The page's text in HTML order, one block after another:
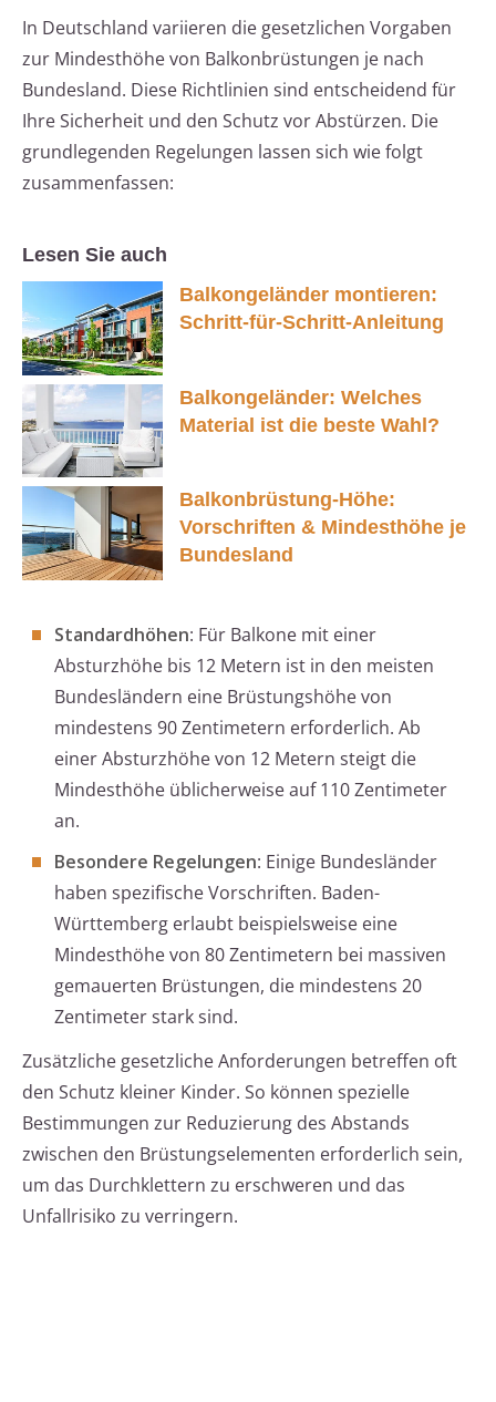
In Deutschland variieren die gesetzlichen Vorgaben
zur Mindesthöhe von Balkonbrüstungen je nach
Bundesland. Diese Richtlinien sind entscheidend für
Ihre Sicherheit und den Schutz vor Abstürzen. Die
grundlegenden Regelungen lassen sich wie folgt
zusammenfassen:
Lesen Sie auch
Balkongeländer montieren:
Schritt-für-Schritt-Anleitung
Balkongeländer: Welches
Material ist die beste Wahl?
Balkonbrüstung-Höhe:
Vorschriften & Mindesthöhe je
Bundesland
Standardhöhen: Für Balkone mit einer
Absturzhöhe bis 12 Metern ist in den meisten
Bundesländern eine Brüstungshöhe von
mindestens 90 Zentimetern erforderlich. Ab
einer Absturzhöhe von 12 Metern steigt die
Mindesthöhe üblicherweise auf 110 Zentimeter
an.
Besondere Regelungen: Einige Bundesländer
haben spezifische Vorschriften. Baden-
Württemberg erlaubt beispielsweise eine
Mindesthöhe von 80 Zentimetern bei massiven
gemauerten Brüstungen, die mindestens 20
Zentimeter stark sind.
Zusätzliche gesetzliche Anforderungen betreffen oft
den Schutz kleiner Kinder. So können spezielle
Bestimmungen zur Reduzierung des Abstands
zwischen den Brüstungselementen erforderlich sein,
um das Durchklettern zu erschweren und das
Unfallrisiko zu verringern.